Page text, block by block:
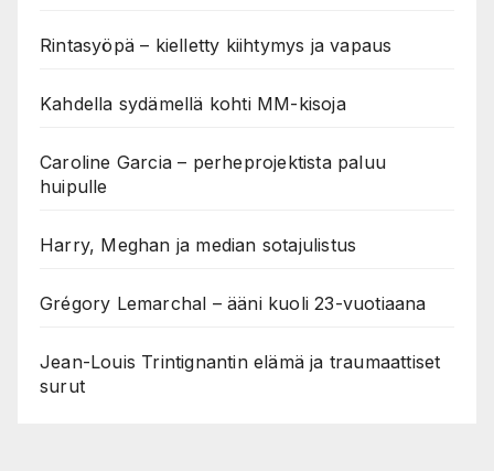
Rintasyöpä – kielletty kiihtymys ja vapaus
Kahdella sydämellä kohti MM-kisoja
Caroline Garcia – perheprojektista paluu
huipulle
Harry, Meghan ja median sotajulistus
Grégory Lemarchal – ääni kuoli 23-vuotiaana
Jean-Louis Trintignantin elämä ja traumaattiset
surut